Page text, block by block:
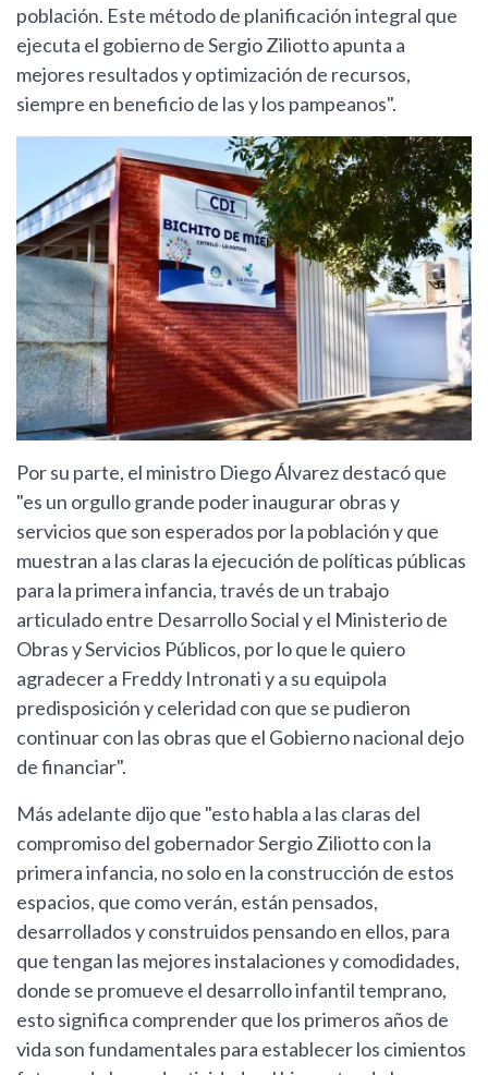
población. Este método de planificación integral que
ejecuta el gobierno de Sergio Ziliotto apunta a
mejores resultados y optimización de recursos,
siempre en beneficio de las y los pampeanos".
Por su parte, el ministro Diego Álvarez destacó que
"es un orgullo grande poder inaugurar obras y
servicios que son esperados por la población y que
muestran a las claras la ejecución de políticas públicas
para la primera infancia, través de un trabajo
articulado entre Desarrollo Social y el Ministerio de
Obras y Servicios Públicos, por lo que le quiero
agradecer a Freddy Intronati y a su equipola
predisposición y celeridad con que se pudieron
continuar con las obras que el Gobierno nacional dejo
de financiar".
Más adelante dijo que "esto habla a las claras del
compromiso del gobernador Sergio Ziliotto con la
primera infancia, no solo en la construcción de estos
espacios, que como verán, están pensados,
desarrollados y construidos pensando en ellos, para
que tengan las mejores instalaciones y comodidades,
donde se promueve el desarrollo infantil temprano,
esto significa comprender que los primeros años de
vida son fundamentales para establecer los cimientos